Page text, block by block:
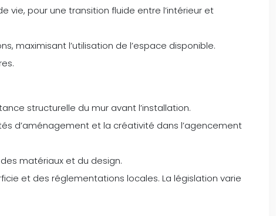
vie, pour une transition fluide entre l’intérieur et
maximisant l’utilisation de l’espace disponible.
structurelle du mur avant l’installation.
d’aménagement et la créativité dans l’agencement
matériaux et du design.
et des réglementations locales. La législation varie